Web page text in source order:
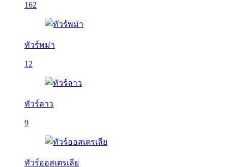
162
ทัวร์พม่า
12
ทัวร์ลาว
9
ทัวร์ออสเตรเลีย